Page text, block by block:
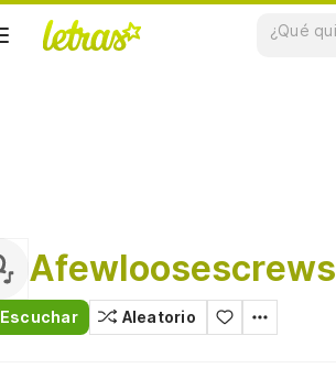
Afewloosescrews
Escuchar Aleatorio